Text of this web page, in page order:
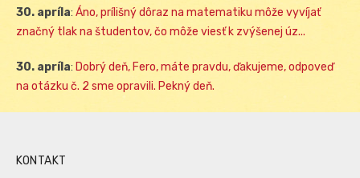
30. apríla: Áno, prílišný dôraz na matematiku môže vyvíjať
značný tlak na študentov, čo môže viesť k zvýšenej úz...
30. apríla: Dobrý deň, Fero, máte pravdu, ďakujeme, odpoveď
na otázku č. 2 sme opravili. Pekný deň.
KONTAKT